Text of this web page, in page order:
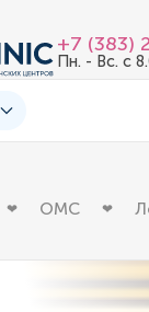
+7 (383)
Пн. - Вс. с
ОМС